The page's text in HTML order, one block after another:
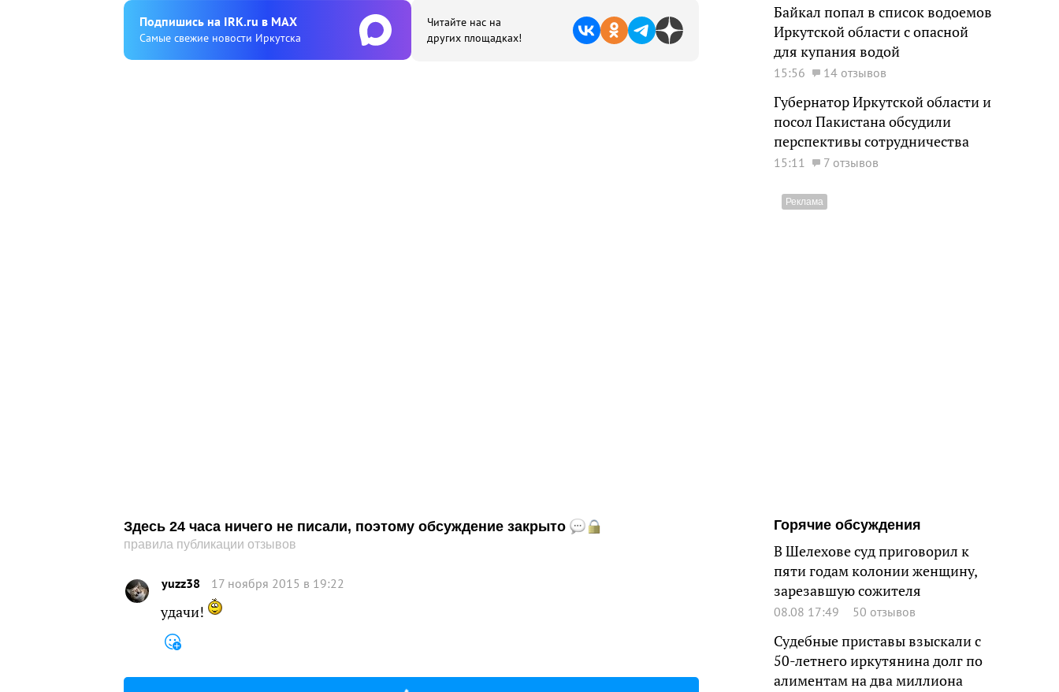
Подпишиcь на IRK.ru в MAX
Cамые свежие новости Иркутска
Читайте нас на
других площадках!
Здесь 24 часа ничего не писали, поэтому обсуждение закрыто
правила публикации отзывов
yuzz38 17 ноября 2015 в 19:22
удачи!
Байкал попал в список водоемов
Иркутской области с опасной
для купания водой
15:56 14 отзывов
Губернатор Иркутской области и
посол Пакистана обсудили
перспективы сотрудничества
15:11 7 отзывов
Горячие обсуждения
В Шелехове суд приговорил к
пяти годам колонии женщину,
зарезавшую сожителя
08.08 17:49 50 отзывов
Судебные приставы взыскали с
50-летнего иркутянина долг по
алиментам на два миллиона